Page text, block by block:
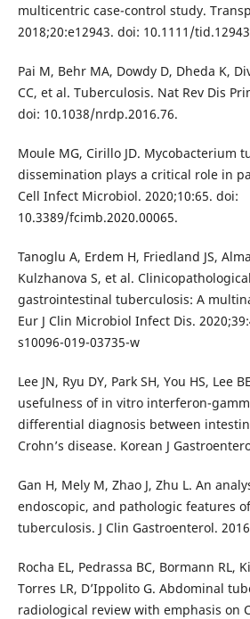
multicentric case-control study.
2018;20:e12943. doi: 10.1111/
Pai M, Behr MA, Dowdy D, Dheda K,
CC, et al. Tuberculosis. Nat Rev Dis
doi: 10.1038/nrdp.2016.76.
Moule MG, Cirillo JD. Mycobacterium
dissemination plays a critical role in
Cell Infect Microbiol. 2020;10:65. doi:
10.3389/fcimb.2020.00065.
Tanoglu A, Erdem H, Friedland JS,
Kulzhanova S, et al.
gastrointestinal tuberculosis: A
Eur J Clin Microbiol Infect Dis.
s10096-019-03735-w
Lee JN, Ryu DY, Park SH, You HS, Lee
usefulness of in vitro interferon-
differential diagnosis between
Crohn’s disease. Korean J
Gan H, Mely M, Zhao J, Zhu L. An
endoscopic, and pathologic features
tuberculosis. J Clin Gastroenterol.
Rocha EL, Pedrassa BC, Bormann RL,
Torres LR, D’Ippolito G. Abdominal
radiological review with emphasis on